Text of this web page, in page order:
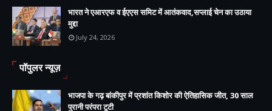
भारत ने एआरएफ व ईएएस समिट में आतंकवाद,सप्लाई चेन का उठाया
मुद्दा
July 24, 2026
पॉपुलर न्यूज़
भाजपा के गढ़ बांकीपुर में प्रशांत किशोर की ऐतिहासिक जीत, 30 साल
पुरानी परंपरा टूटी